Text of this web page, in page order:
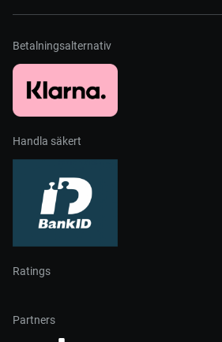
Betalningsalternativ
Handla säkert
Ratings
Partners